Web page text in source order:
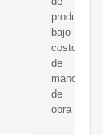
bajo
costo
de
mano
de
obra